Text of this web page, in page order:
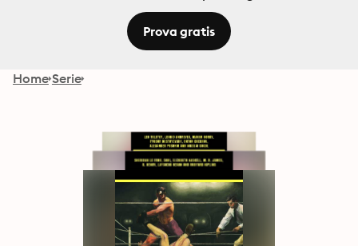
Prova gratis
Home Serie